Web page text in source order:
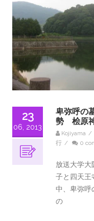
23
06, 2013
卑弥呼の
勢 桧原
Kojiyama /
行 / 0
放送大学大
子と四天王
中、卑弥呼
の